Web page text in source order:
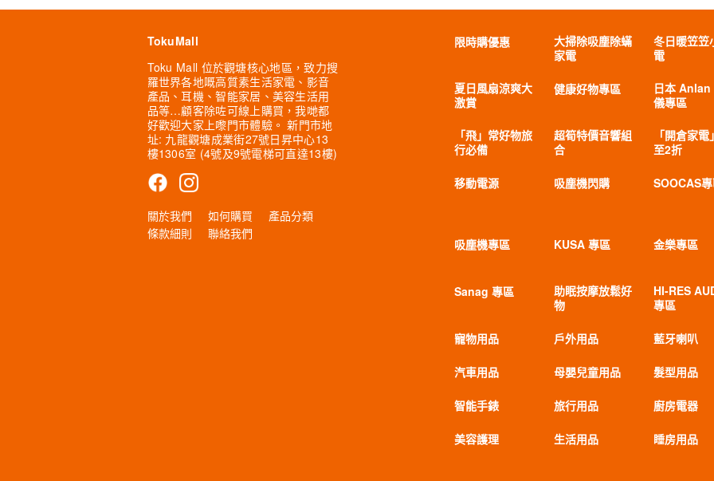
TokuMall
Toku Mall 位於觀塘核心地區，致力搜
羅世界各地嘅高質素生活家電、影音
產品、耳機、智能家居、美容生活用
品等…顧客除咗可線上購買，我哋都
好歡迎大家上嚟門市體驗。 新門市地
址: 九龍觀塘成業街27號日昇中心13
樓1306室 (4號及9號電梯可直達13樓)
關於我們 如何購買
產品分類
條款細則
聯絡我們
限時購優惠
大掃除吸塵除蟎
家電
冬日暖笠笠
電
夏日風扇涼爽大
激賞
健康好物專區
日本 Anlan
儀專區
「飛」常好物旅
行必備
超筍特價音響組
合
「開倉家電
至2折
移動電源 吸塵機閃購 SOOCAS
吸塵機專區 KUSA 專區 金樂專區
Sanag 專區
助眠按摩放鬆好
物
HI-RES
專區
寵物用品 戶外用品 藍牙喇叭
汽車用品 母嬰兒童用品 髮型用品
智能手錶 旅行用品 廚房電器
美容護理 生活用品 睡房用品